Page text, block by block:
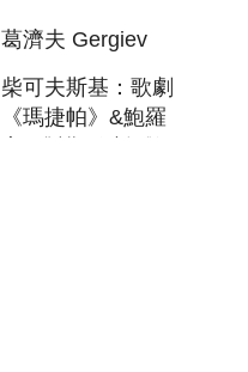
葛濟夫 Gergiev
柴可夫斯基：歌劇
《瑪捷帕》&鮑羅